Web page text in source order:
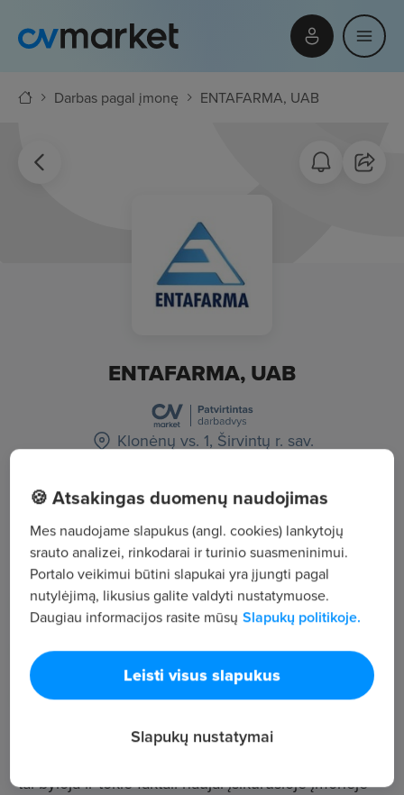
Darbas pagal įmonę ENTAFARMA, UAB
ENTAFARMA, UAB
Klonėnų vs. 1, Širvintų r. sav.
Žiūrėti visus skelbimus
Įmonės aprašymas
189
Darbuotojų sk.
~2 521 €
Įmonė dirba darniai, sklandžiai ir pelningai,
tai byloja ir tokie faktai: naujai įsikūrusioje įmonėje
🍪 Atsakingas duomenų naudojimas
Mes naudojame slapukus (angl. cookies) lankytojų
srauto analizei, rinkodarai ir turinio suasmeninimui.
Portalo veikimui būtini slapukai yra įjungti pagal
nutylėjimą, likusius galite valdyti nustatymuose.
Daugiau informacijos rasite mūsų Slapukų politikoje.
Leisti visus slapukus
Slapukų nustatymai